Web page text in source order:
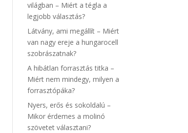
világban – Miért a tégla a
legjobb választás?
Látvány, ami megállít – Miért
van nagy ereje a hungarocell
szobrászatnak?
A hibátlan forrasztás titka –
Miért nem mindegy, milyen a
forrasztópáka?
Nyers, erős és sokoldalú –
Mikor érdemes a molinó
szövetet választani?